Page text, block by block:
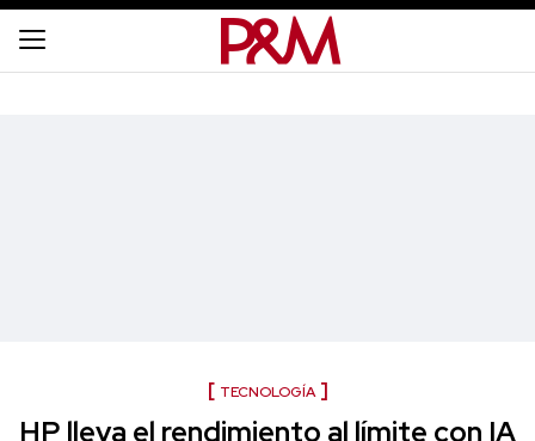
TECNOLOGÍA
HP lleva el rendimiento al límite con IA